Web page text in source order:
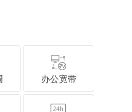
办公宽带